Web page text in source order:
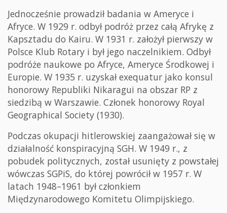
Jednocześnie prowadził badania w Ameryce i
Afryce. W 1929 r. odbył podróż przez całą Afrykę z
Kapsztadu do Kairu. W 1931 r. założył pierwszy w
Polsce Klub Rotary i był jego naczelnikiem. Odbył
podróże naukowe po Afryce, Ameryce Środkowej i
Europie. W 1935 r. uzyskał exequatur jako konsul
honorowy Republiki Nikaragui na obszar RP z
siedzibą w Warszawie. Członek honorowy Royal
Geographical Society (1930).
Podczas okupacji hitlerowskiej zaangażował się w
działalność konspiracyjną SGH. W 1949 r., z
pobudek politycznych, został usunięty z powstałej
wówczas SGPiS, do której powrócił w 1957 r. W
latach 1948–1961 był członkiem
Międzynarodowego Komitetu Olimpijskiego.